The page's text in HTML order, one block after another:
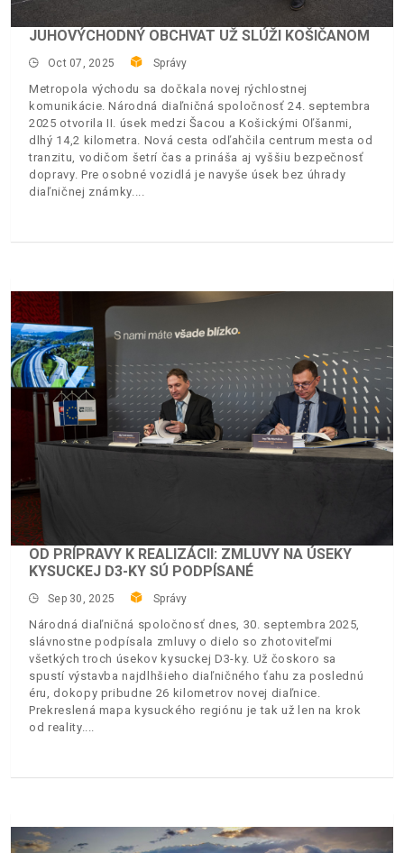
JUHOVÝCHODNÝ OBCHVAT UŽ SLÚŽI KOŠIČANOM
Oct 07, 2025 Správy
Metropola východu sa dočkala novej rýchlostnej
komunikácie. Národná diaľničná spoločnosť 24. septembra
2025 otvorila II. úsek medzi Šacou a Košickými Oľšanmi,
dlhý 14,2 kilometra. Nová cesta odľahčila centrum mesta od
tranzitu, vodičom šetrí čas a prináša aj vyššiu bezpečnosť
dopravy. Pre osobné vozidlá je navyše úsek bez úhrady
diaľničnej známky.
OD PRÍPRAVY K REALIZÁCII: ZMLUVY NA ÚSEKY
KYSUCKEJ D3-KY SÚ PODPÍSANÉ
Sep 30, 2025 Správy
Národná diaľničná spoločnosť dnes, 30. septembra 2025,
slávnostne podpísala zmluvy o dielo so zhotoviteľmi
všetkých troch úsekov kysuckej D3-ky. Už čoskoro sa
spustí výstavba najdlhšieho diaľničného ťahu za poslednú
éru, dokopy pribudne 26 kilometrov novej diaľnice.
Prekreslená mapa kysuckého regiónu je tak už len na krok
od reality.